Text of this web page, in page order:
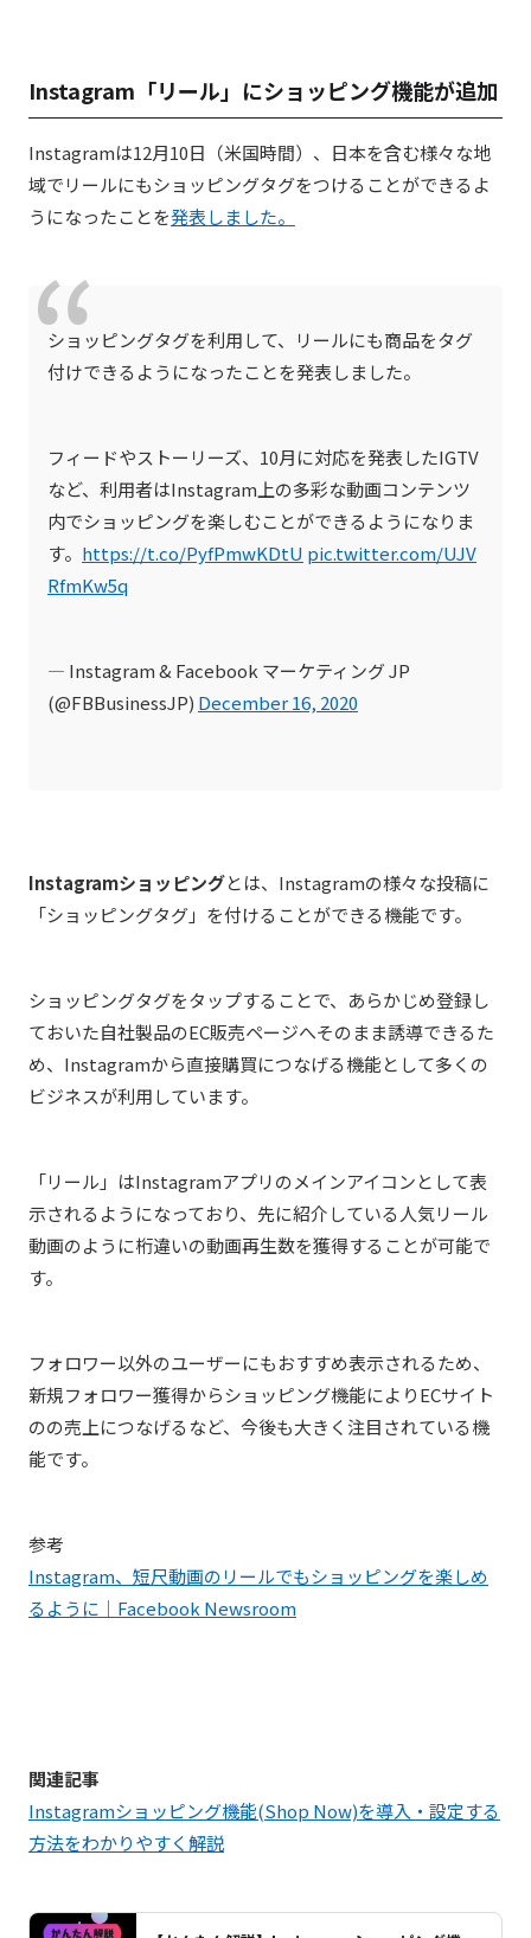
Instagram「リール」にショッピング機能が追加
Instagramは12月10日（米国時間）、日本を含む様々な地
域でリールにもショッピングタグをつけることができるよ
うになったことを発表しました。
ショッピングタグを利用して、リールにも商品をタグ
付けできるようになったことを発表しました。
フィードやストーリーズ、10月に対応を発表したIGTV
など、利用者はInstagram上の多彩な動画コンテンツ
内でショッピングを楽しむことができるようになりま
す。 https://t.co/PyfPmwKDtU pic.twitter.com/UJV
RfmKw5q
— Instagram & Facebook マーケティング JP
(@FBBusinessJP) December 16, 2020
Instagramショッピングとは、Instagramの様々な投稿に
「ショッピングタグ」を付けることができる機能です。
ショッピングタグをタップすることで、あらかじめ登録し
ておいた自社製品のEC販売ページへそのまま誘導できるた
め、Instagramから直接購買につなげる機能として多くの
ビジネスが利用しています。
「リール」はInstagramアプリのメインアイコンとして表
示されるようになっており、先に紹介している人気リール
動画のように桁違いの動画再生数を獲得することが可能で
す。
フォロワー以外のユーザーにもおすすめ表示されるため、
新規フォロワー獲得からショッピング機能によりECサイト
のの売上につなげるなど、今後も大きく注目されている機
能です。
参考
Instagram、短尺動画のリールでもショッピングを楽しめ
るように｜Facebook Newsroom
関連記事
Instagramショッピング機能(Shop Now)を導入・設定する
方法をわかりやすく解説